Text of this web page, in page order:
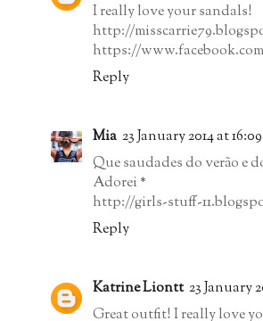
I really love your sandals!
http://
https://
Reply
Mia 23 January 2014 at 16:09
Que saudades do verão e
Adorei *
http://girls-stuff-
Reply
Katrine Liontt 23 January
Great outfit! I really love